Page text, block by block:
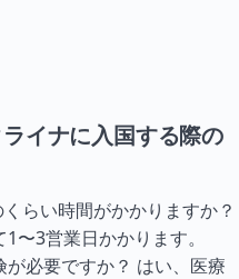
イナに入国する際の
らい時間がかかりますか？
〜3営業日かかります。
必要ですか？ はい、医療